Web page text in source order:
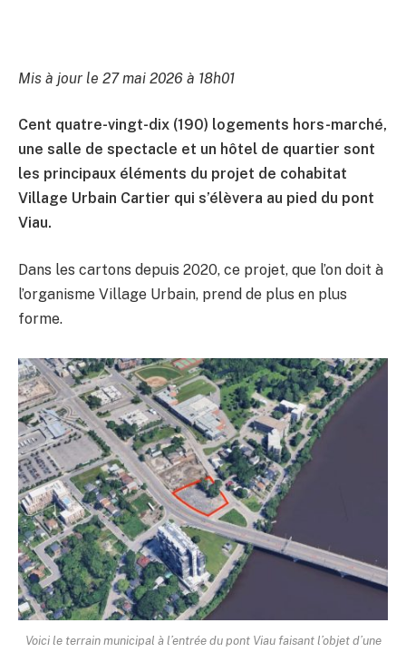
Mis à jour le 27 mai 2026 à 18h01
Cent quatre-vingt-dix (190) logements hors-marché,
une salle de spectacle et un hôtel de quartier sont
les principaux éléments du projet de cohabitat
Village Urbain Cartier qui s’élèvera au pied du pont
Viau.
Dans les cartons depuis 2020, ce projet, que l’on doit à
l’organisme Village Urbain, prend de plus en plus
forme.
Voici le terrain municipal à l’entrée du pont Viau faisant l’objet d’une